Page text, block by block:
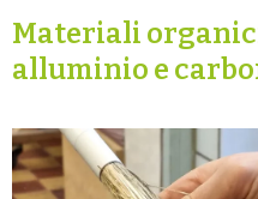
Materiali
alluminio e